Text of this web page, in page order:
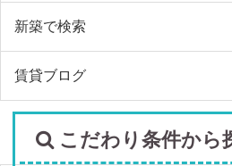
新築で検索
賃貸ブログ
こだわり条件から